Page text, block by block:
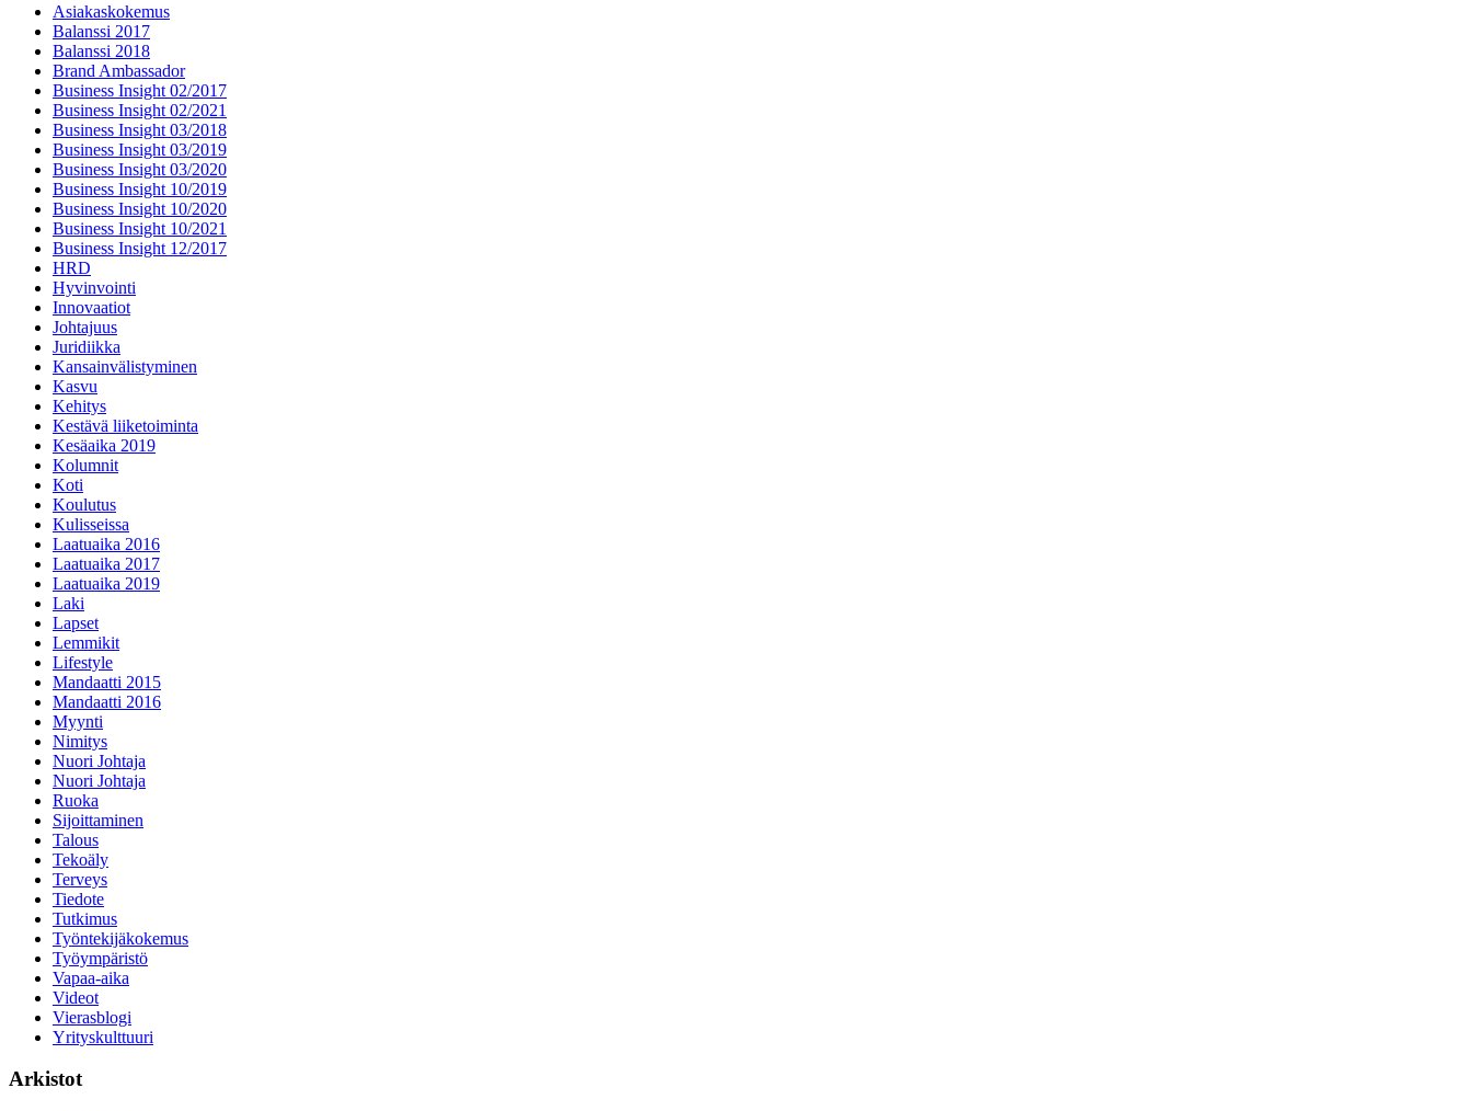
Asiakaskokemus
Balanssi 2017
Balanssi 2018
Brand Ambassador
Business Insight 02/2017
Business Insight 02/2021
Business Insight 03/2018
Business Insight 03/2019
Business Insight 03/2020
Business Insight 10/2019
Business Insight 10/2020
Business Insight 10/2021
Business Insight 12/2017
HRD
Hyvinvointi
Innovaatiot
Johtajuus
Juridiikka
Kansainvälistyminen
Kasvu
Kehitys
Kestävä liiketoiminta
Kesäaika 2019
Kolumnit
Koti
Koulutus
Kulisseissa
Laatuaika 2016
Laatuaika 2017
Laatuaika 2019
Laki
Lapset
Lemmikit
Lifestyle
Mandaatti 2015
Mandaatti 2016
Myynti
Nimitys
Nuori Johtaja
Nuori Johtaja
Ruoka
Sijoittaminen
Talous
Tekoäly
Terveys
Tiedote
Tutkimus
Työntekijäkokemus
Työympäristö
Vapaa-aika
Videot
Vierasblogi
Yrityskulttuuri
Arkistot